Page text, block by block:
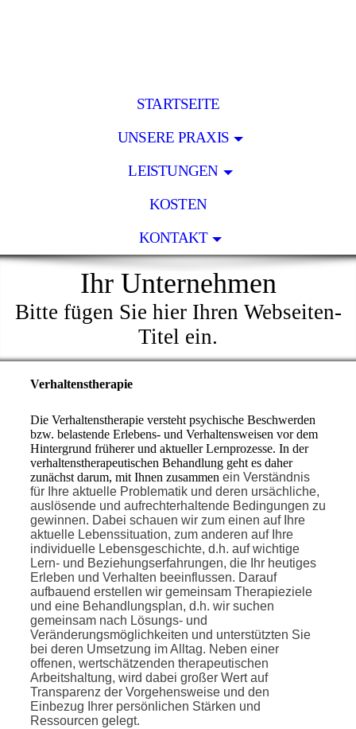
STARTSEITE
UNSERE PRAXIS
LEISTUNGEN
KOSTEN
KONTAKT
Ihr Unternehmen
Bitte fügen Sie hier Ihren Webseiten-
Titel ein.
Verhaltenstherapie
Die Verhaltenstherapie versteht psychische Beschwerden
bzw. belastende Erlebens- und Verhaltensweisen vor dem
Hintergrund früherer und aktueller Lernprozesse. In der
verhaltenstherapeutischen Behandlung geht es daher
zunächst darum, mit Ihnen zusammen ein Verständnis
für Ihre aktuelle Problematik und deren ursächliche,
auslösende und aufrechterhaltende Bedingungen zu
gewinnen. Dabei schauen wir zum einen auf Ihre
aktuelle Lebenssituation, zum anderen auf Ihre
individuelle Lebensgeschichte, d.h. auf wichtige
Lern- und Beziehungserfahrungen, die Ihr heutiges
Erleben und Verhalten beeinflussen. Darauf
aufbauend erstellen wir gemeinsam Therapieziele
und eine Behandlungsplan, d.h. wir suchen
gemeinsam nach Lösungs- und
Veränderungsmöglichkeiten und unterstützten Sie
bei deren Umsetzung im Alltag. Neben einer
offenen, wertschätzenden therapeutischen
Arbeitshaltung, wird dabei großer Wert auf
Transparenz der Vorgehensweise und den
Einbezug Ihrer persönlichen Stärken und
Ressourcen gelegt.